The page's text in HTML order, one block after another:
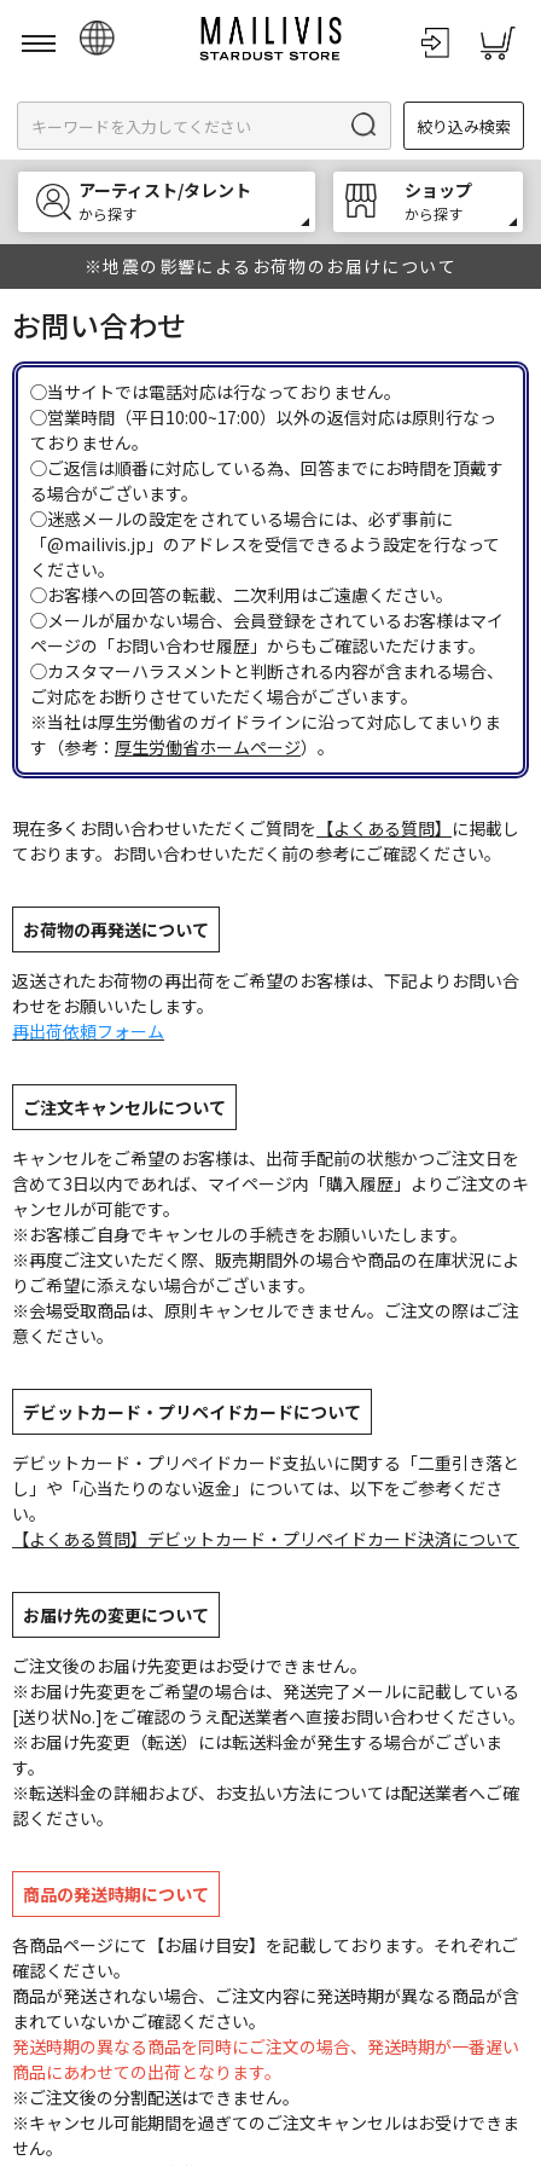
English
한국어
中文
絞り込み検索
アーティスト/タレント
から探す
ショップ
から探す
※地震の影響によるお荷物のお届けについて
お問い合わせ
◯当サイトでは電話対応は行なっておりません。
◯営業時間（平日10:00~17:00）以外の返信対応は原則行なっ
ておりません。
◯ご返信は順番に対応している為、回答までにお時間を頂戴す
る場合がございます。
◯迷惑メールの設定をされている場合には、必ず事前に
「@mailivis.jp」のアドレスを受信できるよう設定を行なって
ください。
◯お客様への回答の転載、二次利用はご遠慮ください。
◯メールが届かない場合、会員登録をされているお客様はマイ
ページの「お問い合わせ履歴」からもご確認いただけます。
◯カスタマーハラスメントと判断される内容が含まれる場合、
ご対応をお断りさせていただく場合がございます。
※当社は厚生労働省のガイドラインに沿って対応してまいりま
す（参考： 厚生労働省ホームページ）。
現在多くお問い合わせいただくご質問を 【よくある質問】 に掲載し
ております。お問い合わせいただく前の参考にご確認ください。
お荷物の再発送について
返送されたお荷物の再出荷をご希望のお客様は、下記よりお問い合
わせをお願いいたします。
再出荷依頼フォーム
ご注文キャンセルについて
キャンセルをご希望のお客様は、出荷手配前の状態かつご注文日を
含めて3日以内であれば、マイページ内「購入履歴」よりご注文のキ
ャンセルが可能です。
※お客様ご自身でキャンセルの手続きをお願いいたします。
※再度ご注文いただく際、販売期間外の場合や商品の在庫状況によ
りご希望に添えない場合がございます。
※会場受取商品は、原則キャンセルできません。ご注文の際はご注
意ください。
デビットカード・プリペイドカードについて
デビットカード・プリペイドカード支払いに関する「二重引き落と
し」や「心当たりのない返金」については、以下をご参考くださ
い。
【よくある質問】デビットカード・プリペイドカード決済について
お届け先の変更について
ご注文後のお届け先変更はお受けできません。
※お届け先変更をご希望の場合は、発送完了メールに記載している
[送り状No.]をご確認のうえ配送業者へ直接お問い合わせください。
※お届け先変更（転送）には転送料金が発生する場合がございま
す。
※転送料金の詳細および、お支払い方法については配送業者へご確
認ください。
商品の発送時期について
各商品ページにて【お届け目安】を記載しております。それぞれご
確認ください。
商品が発送されない場合、ご注文内容に発送時期が異なる商品が含
まれていないかご確認ください。
発送時期の異なる商品を同時にご注文の場合、発送時期が一番遅い
商品にあわせての出荷となります。
※ご注文後の分割配送はできません。
※キャンセル可能期間を過ぎてのご注文キャンセルはお受けできま
せん。